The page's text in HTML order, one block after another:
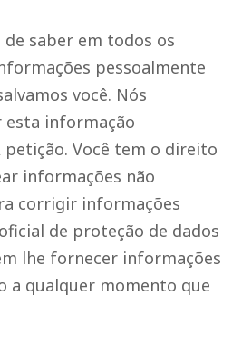
saber em todos os
pessoalmente
você. Nós
esta informação
Você tem o direito
informações não
corrigir informações
de proteção de dados
lhe fornecer informações
a qualquer momento que